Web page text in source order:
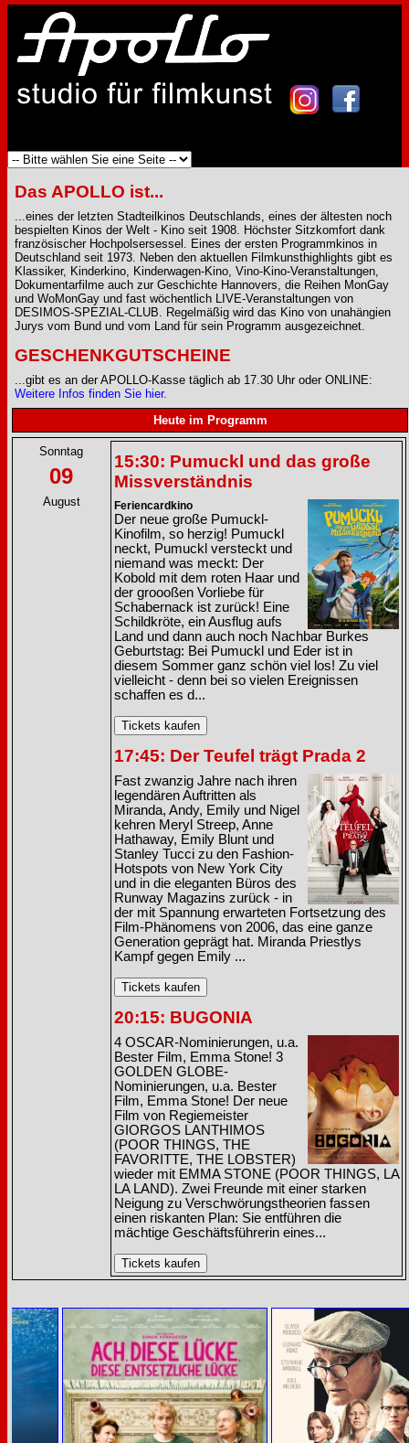
Das APOLLO ist...
...eines der letzten Stadteilkinos Deutschlands, eines der ältesten noch
bespielten Kinos der Welt - Kino seit 1908. Höchster Sitzkomfort dank
französischer Hochpolsersessel. Eines der ersten Programmkinos in
Deutschland seit 1973. Neben den aktuellen Filmkunsthighlights gibt es
Klassiker, Kinderkino, Kinderwagen-Kino, Vino-Kino-Veranstaltungen,
Dokumentarfilme auch zur Geschichte Hannovers, die Reihen MonGay
und WoMonGay und fast wöchentlich LIVE-Veranstaltungen von
DESIMOS-SPEZIAL-CLUB. Regelmäßig wird das Kino von unahängien
Jurys vom Bund und vom Land für sein Programm ausgezeichnet.
GESCHENKGUTSCHEINE
...gibt es an der APOLLO-Kasse täglich ab 17.30 Uhr oder ONLINE:
Weitere Infos finden Sie hier.
Heute im Programm
Sonntag
09
August
15:30: Pumuckl und das große
Missverständnis
Feriencardkino
Der neue große Pumuckl-
Kinofilm, so herzig! Pumuckl
neckt, Pumuckl versteckt und
niemand was meckt: Der
Kobold mit dem roten Haar und
der groooßen Vorliebe für
Schabernack ist zurück! Eine
Schildkröte, ein Ausflug aufs
Land und dann auch noch Nachbar Burkes
Geburtstag: Bei Pumuckl und Eder ist in
diesem Sommer ganz schön viel los! Zu viel
vielleicht - denn bei so vielen Ereignissen
schaffen es d...
17:45: Der Teufel trägt Prada 2
Fast zwanzig Jahre nach ihren
legendären Auftritten als
Miranda, Andy, Emily und Nigel
kehren Meryl Streep, Anne
Hathaway, Emily Blunt und
Stanley Tucci zu den Fashion-
Hotspots von New York City
und in die eleganten Büros des
Runway Magazins zurück - in
der mit Spannung erwarteten Fortsetzung des
Film-Phänomens von 2006, das eine ganze
Generation geprägt hat. Miranda Priestlys
Kampf gegen Emily ...
20:15: BUGONIA
4 OSCAR-Nominierungen, u.a.
Bester Film, Emma Stone! 3
GOLDEN GLOBE-
Nominierungen, u.a. Bester
Film, Emma Stone! Der neue
Film von Regiemeister
GIORGOS LANTHIMOS
(POOR THINGS, THE
FAVORITTE, THE LOBSTER)
wieder mit EMMA STONE (POOR THINGS, LA
LA LAND). Zwei Freunde mit einer starken
Neigung zu Verschwörungstheorien fassen
einen riskanten Plan: Sie entführen die
mächtige Geschäftsführerin eines...